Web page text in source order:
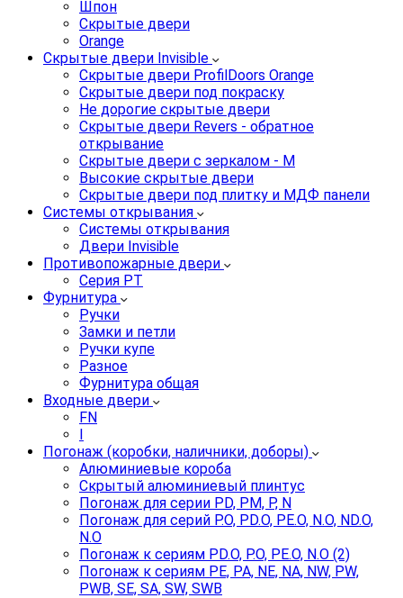
Шпон
Скрытые двери
Orange
Скрытые двери Invisible
Скрытые двери ProfilDoors Orange
Скрытые двери под покраску
Не дорогие скрытые двери
Скрытые двери Revers - обратное
открывание
Скрытые двери с зеркалом - M
Высокие скрытые двери
Скрытые двери под плитку и МДФ панели
Системы открывания
Системы открывания
Двери Invisible
Противопожарные двери
Серия PT
Фурнитура
Ручки
Замки и петли
Ручки купе
Разное
Фурнитура общая
Входные двери
FN
I
Погонаж (коробки, наличники, доборы)
Алюминиевые короба
Скрытый алюминиевый плинтус
Погонаж для серии PD, PM, P, N
Погонаж для серий P.O, PD.O, PE.O, N.O, ND.O,
N.O
Погонаж к сериям PD.O, P.O, PE.O, N.O (2)
Погонаж к сериям PE, PA, NE, NA, NW, PW,
PWB, SE, SA, SW, SWB